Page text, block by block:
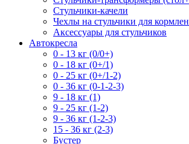
Стульчики-качели
Чехлы на стульчики для
Аксессуары для стульчиков
Автокресла
0 - 13 кг (0/0+)
0 - 18 кг (0+/1)
0 - 25 кг (0+/1-2)
0 - 36 кг (0-1-2-3)
9 - 18 кг (1)
9 - 25 кг (1-2)
9 - 36 кг (1-2-3)
15 - 36 кг (2-3)
Бустер